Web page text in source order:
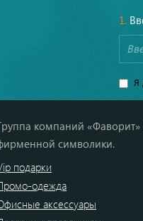
1.
Я
компаний
символики.
подарки
одежда
аксессуары